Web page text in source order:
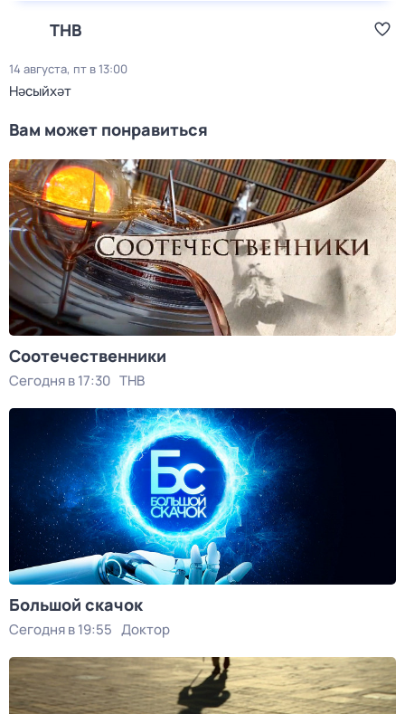
ТНВ
14 августа, пт в 13:00
Нәсыйхәт
Вам может понравиться
Соотечественники
Сегодня в 17:30 ТНВ
Большой скачок
Сегодня в 19:55 Доктор